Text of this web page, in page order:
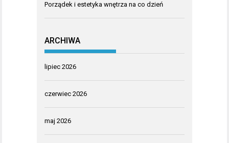
Porządek i estetyka wnętrza na co dzień
ARCHIWA
lipiec 2026
czerwiec 2026
maj 2026